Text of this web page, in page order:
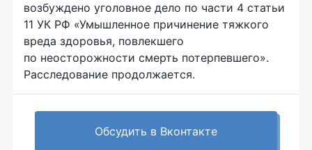
возбуждено уголовное дело по части 4 статьи
11 УК РФ «Умышленное причинение тяжкого
вреда здоровья, повлекшего
по неосторожности смерть потерпевшего».
Расследование продолжается.
Обсудить в Вконтакте